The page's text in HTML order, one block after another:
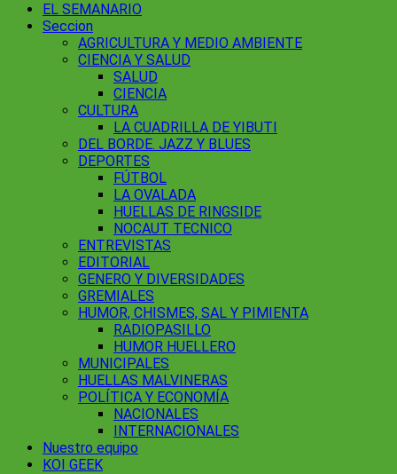
EL SEMANARIO
Seccion
AGRICULTURA Y MEDIO AMBIENTE
CIENCIA Y SALUD
SALUD
CIENCIA
CULTURA
LA CUADRILLA DE YIBUTI
DEL BORDE. JAZZ Y BLUES
DEPORTES
FÚTBOL
LA OVALADA
HUELLAS DE RINGSIDE
NOCAUT TECNICO
ENTREVISTAS
EDITORIAL
GENERO Y DIVERSIDADES
GREMIALES
HUMOR, CHISMES, SAL Y PIMIENTA
RADIOPASILLO
HUMOR HUELLERO
MUNICIPALES
HUELLAS MALVINERAS
POLÍTICA Y ECONOMÍA
NACIONALES
INTERNACIONALES
Nuestro equipo
KOI GEEK